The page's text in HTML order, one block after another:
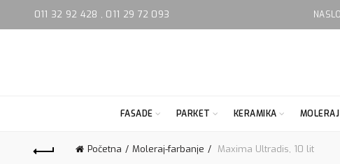
011 32 92 428 , 011 29 72 093
FASADE PARKET KERAMIKA
Početna Moleraj-farbanje Maxima Ultradis, 10 lit